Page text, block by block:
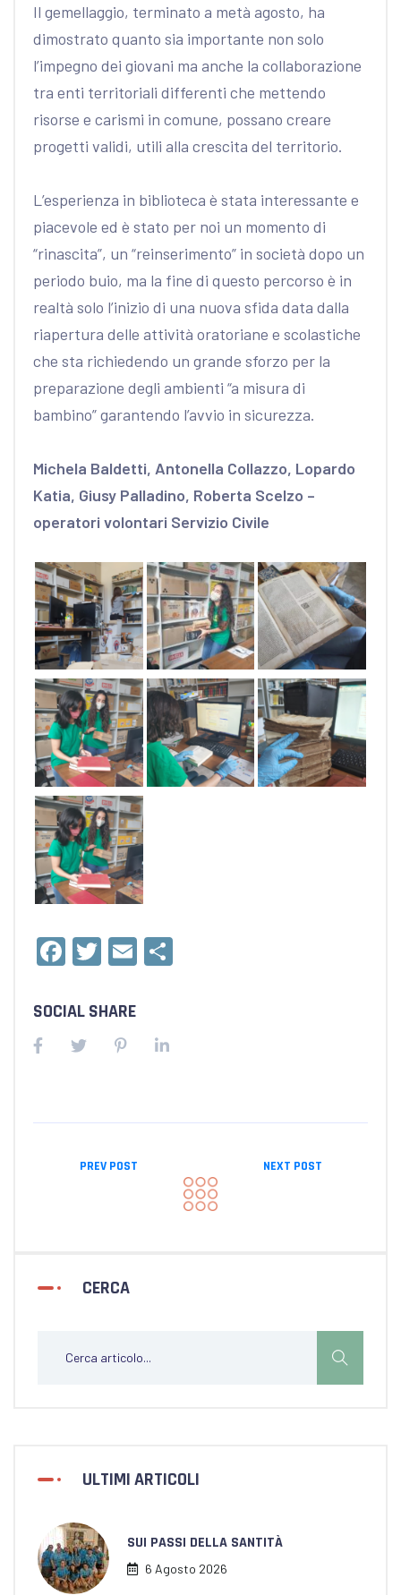
Il gemellaggio, terminato a metà agosto, ha
dimostrato quanto sia importante non solo
l’impegno dei giovani ma anche la collaborazione
tra enti territoriali differenti che mettendo
risorse e carismi in comune, possano creare
progetti validi, utili alla crescita del territorio.
L’esperienza in biblioteca è stata interessante e
piacevole ed è stato per noi un momento di
“rinascita”, un “reinserimento” in società dopo un
periodo buio, ma la fine di questo percorso è in
realtà solo l’inizio di una nuova sfida data dalla
riapertura delle attività oratoriane e scolastiche
che sta richiedendo un grande sforzo per la
preparazione degli ambienti “a misura di
bambino” garantendo l’avvio in sicurezza.
Michela Baldetti, Antonella Collazzo, Lopardo
Katia, Giusy Palladino, Roberta Scelzo –
operatori volontari Servizio Civile
Facebook
Twitter
Email
SOCIAL SHARE
PREV POST NEXT POST
CERCA
ULTIMI ARTICOLI
SUI PASSI DELLA SANTITÀ
6 Agosto 2026